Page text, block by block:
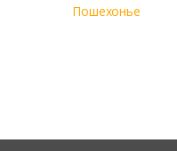
Пошехонье